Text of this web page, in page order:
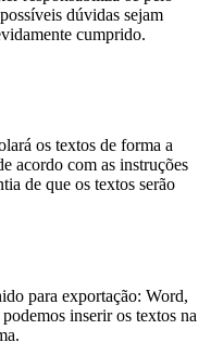
dúvidas sejam
cumprido.
os textos de forma a
acordo com as instruções
de que os textos serão
para exportação: Word,
inserir os textos na